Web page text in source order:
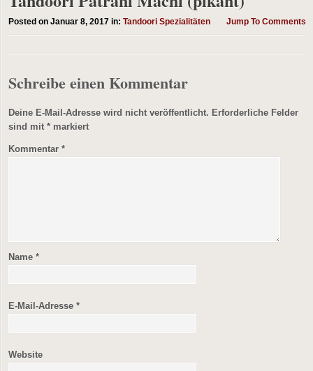
Posted on Januar 8, 2017 in: Tandoori Spezialitäten Jump To Comments
Schreibe einen Kommentar
Deine E-Mail-Adresse wird nicht veröffentlicht. Erforderliche Felder
sind mit * markiert
Kommentar *
Name *
E-Mail-Adresse *
Website